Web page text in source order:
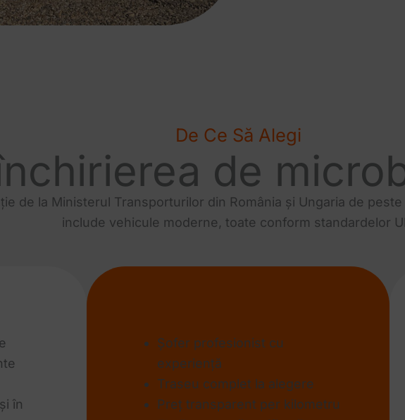
De Ce Să Alegi
de
de la Ministerul Transporturilor din România și Ungaria de
include vehicule moderne, toate conform standardelor
în
Șofer profesionist cu
experiență
Traseu complet la alegere
Preț transparent per kilometru